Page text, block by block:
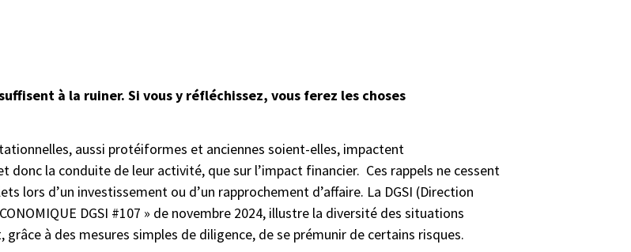
à la ruiner. Si vous y réfléchissez, vous ferez les choses
aussi protéiformes et anciennes soient-elles, impactent
la conduite de leur activité, que sur l’impact financier. Ces rappels ne cessent
lors d’un investissement ou d’un rapprochement d’affaire. La DGSI (Direction
DGSI #107 » de novembre 2024, illustre la diversité des situations
à des mesures simples de diligence, de se prémunir de certains risques.